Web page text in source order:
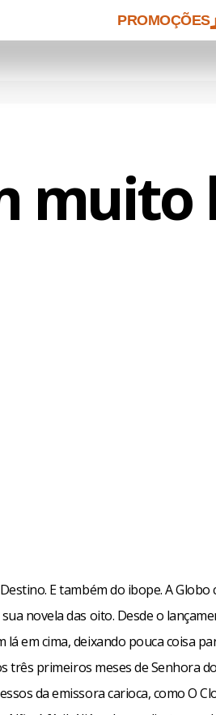
PROMOÇÕES
muito
E também do ibope. A
novela das oito. Desde o
lá em cima, deixando pouca coisa
três primeiros meses de Senhora
da emissora carioca, como O